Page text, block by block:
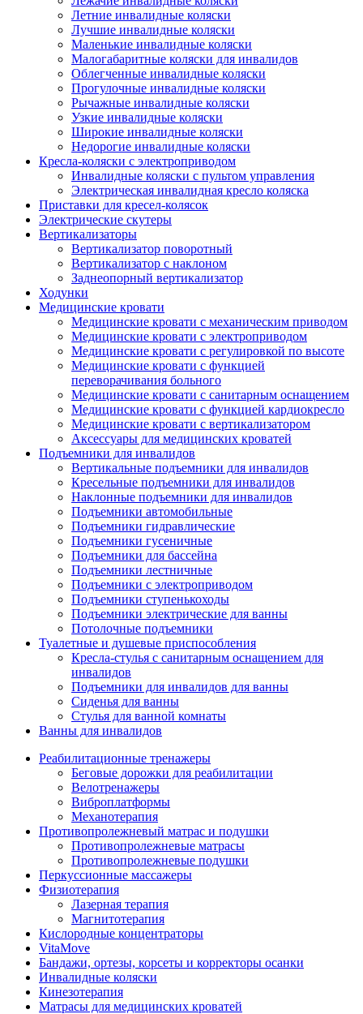
Летние инвалидные коляски
Лучшие инвалидные коляски
Маленькие инвалидные коляски
Малогабаритные коляски для инвалидов
Облегченные инвалидные коляски
Прогулочные инвалидные коляски
Рычажные инвалидные коляски
Узкие инвалидные коляски
Широкие инвалидные коляски
Недорогие инвалидные коляски
Кресла-коляски с электроприводом
Инвалидные коляски с пультом управления
Электрическая инвалидная кресло коляска
Приставки для кресел-колясок
Электрические скутеры
Вертикализаторы
Вертикализатор поворотный
Вертикализатор с наклоном
Заднеопорный вертикализатор
Ходунки
Медицинские кровати
Медицинские кровати с механическим приводом
Медицинские кровати с электроприводом
Медицинские кровати с регулировкой по высоте
Медицинские кровати с функцией
переворачивания больного
Медицинские кровати с санитарным оснащением
Медицинские кровати с функцией кардиокресло
Медицинские кровати с вертикализатором
Аксессуары для медицинских кроватей
Подъемники для инвалидов
Вертикальные подъемники для инвалидов
Кресельные подъемники для инвалидов
Наклонные подъемники для инвалидов
Подъемники автомобильные
Подъемники гидравлические
Подъемники гусеничные
Подъемники для бассейна
Подъемники лестничные
Подъемники с электроприводом
Подъемники ступенькоходы
Подъемники электрические для ванны
Потолочные подъемники
Туалетные и душевые приспособления
Кресла-стулья с санитарным оснащением для
инвалидов
Подъемники для инвалидов для ванны
Сиденья для ванны
Стулья для ванной комнаты
Ванны для инвалидов
Реабилитационные тренажеры
Беговые дорожки для реабилитации
Велотренажеры
Виброплатформы
Механотерапия
Противопролежневый матрас и подушки
Противопролежневые матрасы
Противопролежневые подушки
Перкуссионные массажеры
Физиотерапия
Лазерная терапия
Магнитотерапия
Кислородные концентраторы
VitaMove
Бандажи, ортезы, корсеты и корректоры осанки
Инвалидные коляски
Кинезотерапия
Матрасы для медицинских кроватей